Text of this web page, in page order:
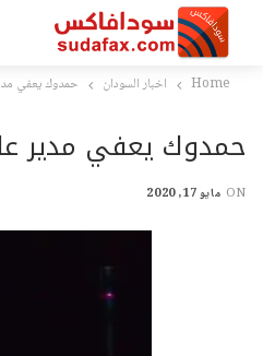
Home اخبار السودان حمدوك يعفي
حمدوك يعفي مدير
ON مايو 17, 2020